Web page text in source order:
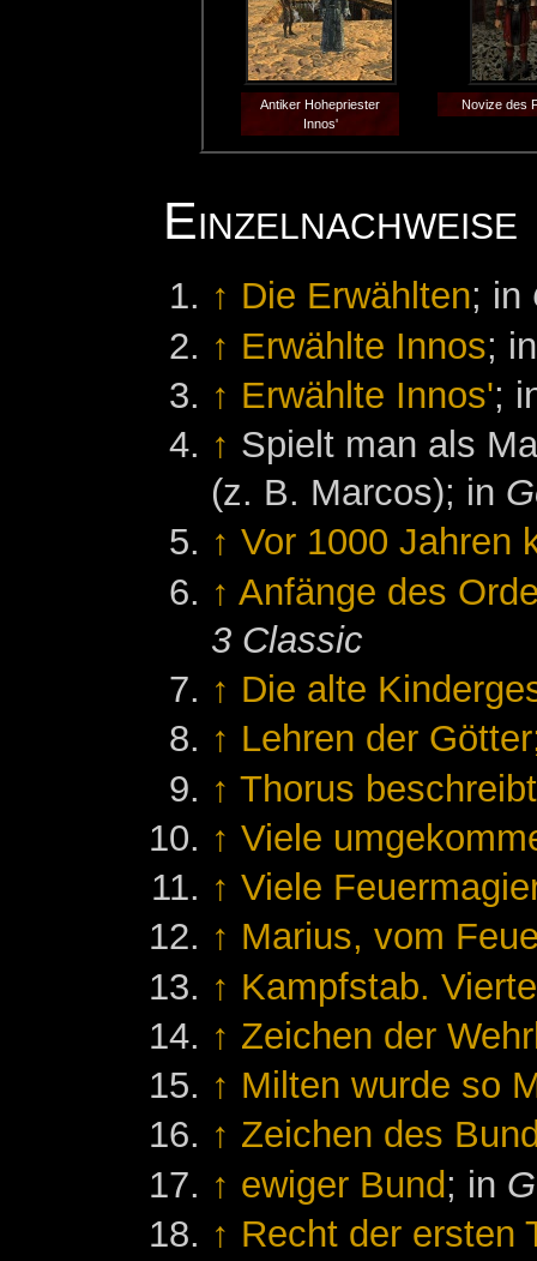
Antiker Hohepriester
Innos'
Novize des
Einzelnachweise
↑ Die Erwählten; in
↑ Erwählte Innos;
↑ Erwählte Innos';
↑ Spielt man als
(z. B. Marcos); in
↑ Vor 1000 Jahren
↑ Anfänge des
3 Classic
↑ Die alte
↑ Lehren der
↑ Thorus
↑ Viele
↑ Viele
↑ Marius, vom
↑ Kampfstab.
↑ Zeichen der
↑ Milten wurde so
↑ Zeichen des
↑ ewiger Bund; in
↑ Recht der ersten